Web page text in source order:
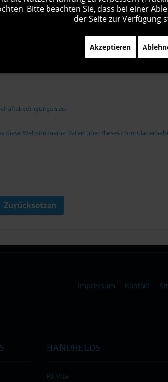
zu.
diese Website meine Daten über dieses Formular
Zurücksetzen
Impressum Kontakt
HANDHELDS
PS Vita
Bitte beachten Sie, dass bei einer
der Seite zur Verfügung
Akzeptieren